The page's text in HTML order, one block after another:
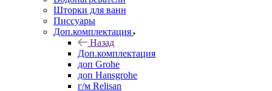
Шторки для ванн
Писсуары
Доп.комплектация
Назад
Доп.комплектация
доп Grohe
доп Hansgrohe
г/м Relisan